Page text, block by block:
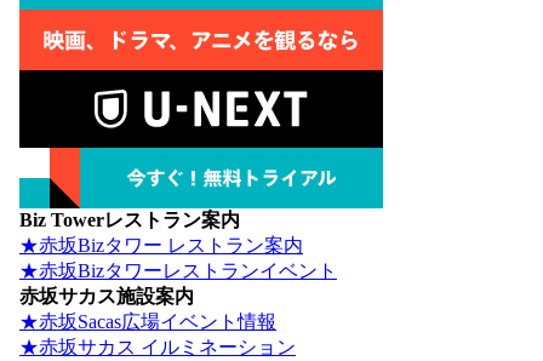
Biz Towerレストラン案内
★赤坂Bizタワー レストラン案内
★赤坂Bizタワーレストランイベント
赤坂サカス施設案内
★赤坂Sacas広場イベント情報
★赤坂サカス イルミネーション